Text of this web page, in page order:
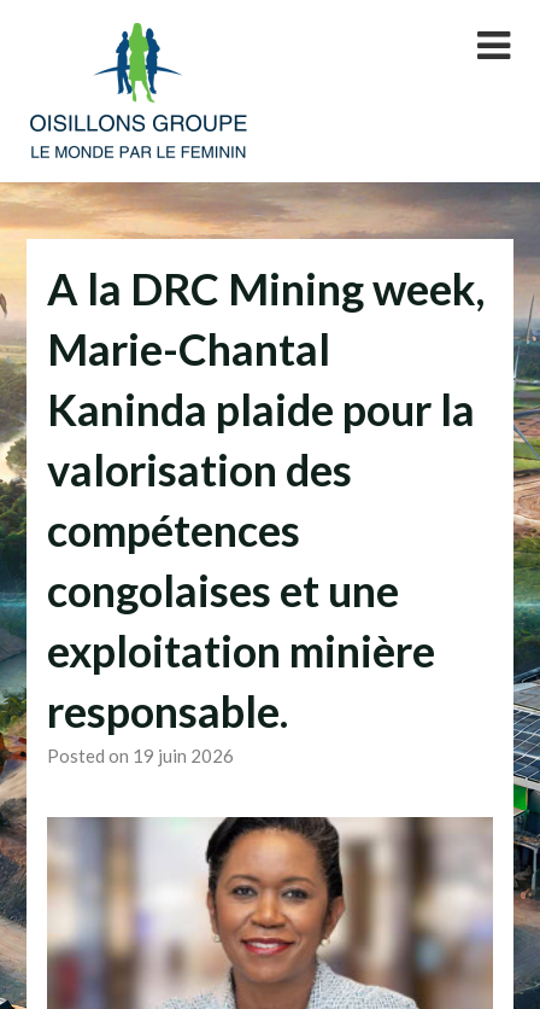
A la DRC Mining week,
Marie-Chantal
Kaninda plaide pour la
valorisation des
compétences
congolaises et une
exploitation minière
responsable.
Posted on 19 juin 2026